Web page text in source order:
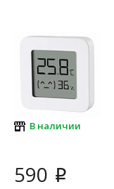
В наличии
590 i